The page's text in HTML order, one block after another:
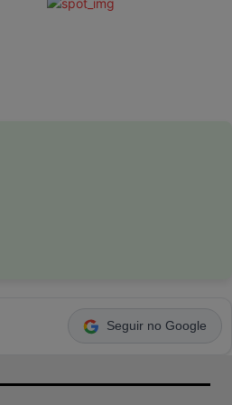
Seguir no Google